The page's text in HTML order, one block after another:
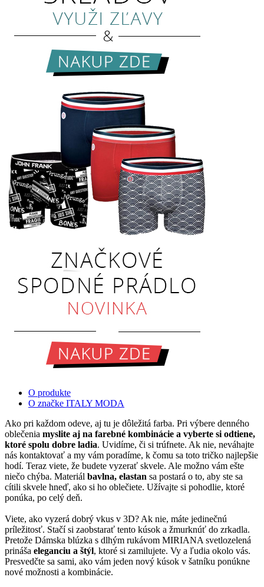
O produkte
O značke ITALY MODA
Ako pri každom odeve, aj tu je dôležitá farba. Pri výbere denného
oblečenia myslite aj na farebné kombinácie a vyberte si odtiene,
ktoré spolu dobre ladia. Uvidíme, či si trúfnete. Ak nie, neváhajte
nás kontaktovať a my vám poradíme, k čomu sa toto tričko najlepšie
hodí. Teraz viete, že budete vyzerať skvele. Ale možno vám ešte
niečo chýba. Materiál bavlna, elastan sa postará o to, aby ste sa
cítili skvele hneď, ako si ho oblečiete. Užívajte si pohodlie, ktoré
ponúka, po celý deň.
Viete, ako vyzerá dobrý vkus v 3D? Ak nie, máte jedinečnú
príležitosť. Stačí si zaobstarať tento kúsok a žmurknúť do zrkadla.
Pretože Dámska blúzka s dlhým rukávom MIRIANA svetlozelená
prináša eleganciu a štýl, ktoré si zamilujete. Vy a ľudia okolo vás.
Presvedčte sa sami, ako vám jeden nový kúsok v šatníku ponúkne
nové možnosti a kombinácie.